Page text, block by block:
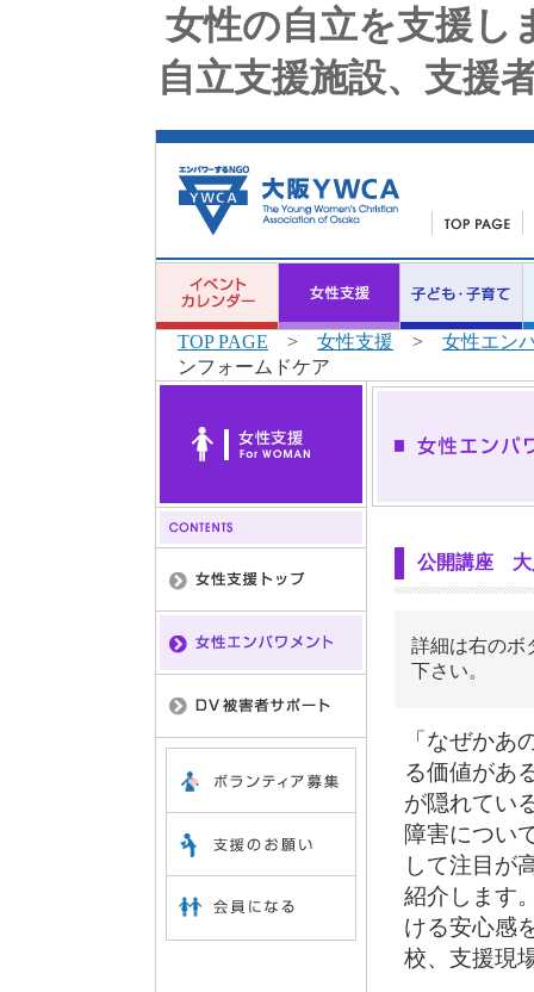
女性の自立を支援し
自立支援施設、支援
TOP PAGE > 女性支援 > 女性エン
ンフォームドケア
公開講座 大
詳細は右のボ
下さい。
「なぜか
る価値があ
が隠れてい
障害につい
して注目が
紹介します
ける安心感
校、支援現